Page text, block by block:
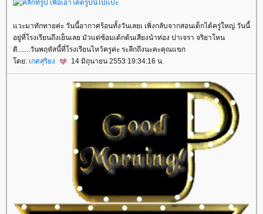
วะมาทักทายค่ะ วันนี้อากาศร้อนทั้งวันเลยเ เพิ่งกลับจากสอนเด็กได้ครู่ใหญ่ วันนี้
อยู่ที่โรงเรียนถึงเย็นเลย มัวแต่ซ้อมเด้กต้นเสียงนำท่อง ปาเจรา จริยาโหน
ติ.......วันพฤหัสนี้ที่โรงเรียนไหว้ครูค่ะ ระลึกถึงนะคะคุณแขก
ดย: เกศสุริยง 14 มิถุนายน 2553 19:34:16 น.